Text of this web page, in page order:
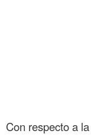
Con respecto a